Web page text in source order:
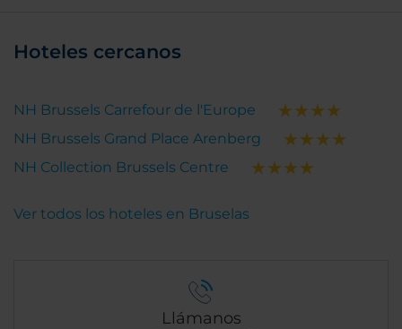
Hoteles cercanos
NH Brussels Carrefour de l'Europe
NH Brussels Grand Place Arenberg
NH Collection Brussels Centre
Ver todos los hoteles en Bruselas
Llámanos